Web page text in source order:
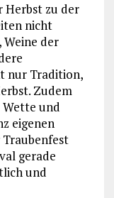
Herbst zu der
nicht
der
nur Tradition,
Zudem
und
eigenen
Traubenfest
gerade
und